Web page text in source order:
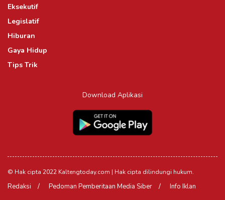
Eksekutif
Legislatif
Hiburan
Gaya Hidup
Tips Trik
Download Aplikasi
© Hak cipta 2022 Kaltengtoday.com | Hak cipta dilindungi hukum.
Redaksi Pedoman Pemberitaan Media Siber Info Iklan